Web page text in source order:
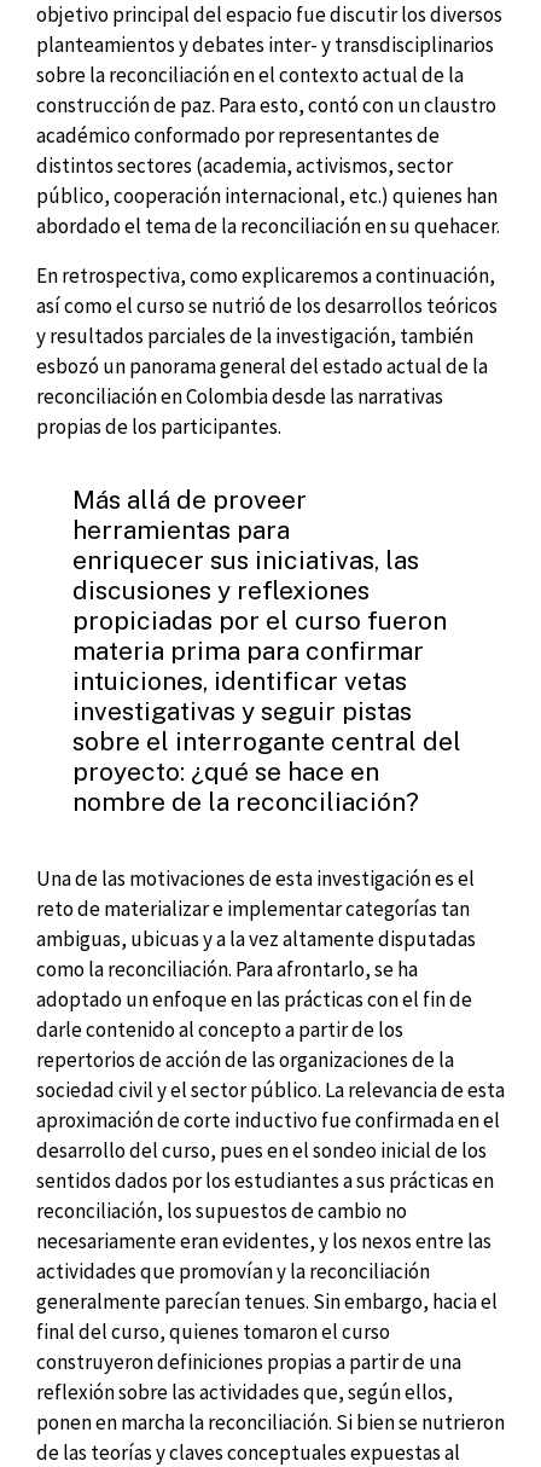
objetivo principal del espacio fue discutir los diversos
planteamientos y debates inter- y transdisciplinarios
sobre la reconciliación en el contexto actual de la
construcción de paz. Para esto, contó con un claustro
académico conformado por representantes de
distintos sectores (academia, activismos, sector
público, cooperación internacional, etc.) quienes han
abordado el tema de la reconciliación en su quehacer.
En retrospectiva, como explicaremos a continuación,
así como el curso se nutrió de los desarrollos teóricos
y resultados parciales de la investigación, también
esbozó un panorama general del estado actual de la
reconciliación en Colombia desde las narrativas
propias de los participantes.
Más allá de proveer
herramientas para
enriquecer sus iniciativas, las
discusiones y reflexiones
propiciadas por el curso fueron
materia prima para confirmar
intuiciones, identificar vetas
investigativas y seguir pistas
sobre el interrogante central del
proyecto: ¿qué se hace en
nombre de la reconciliación?
Una de las motivaciones de esta investigación es el
reto de materializar e implementar categorías tan
ambiguas, ubicuas y a la vez altamente disputadas
como la reconciliación. Para afrontarlo, se ha
adoptado un enfoque en las prácticas con el fin de
darle contenido al concepto a partir de los
repertorios de acción de las organizaciones de la
sociedad civil y el sector público. La relevancia de esta
aproximación de corte inductivo fue confirmada en el
desarrollo del curso, pues en el sondeo inicial de los
sentidos dados por los estudiantes a sus prácticas en
reconciliación, los supuestos de cambio no
necesariamente eran evidentes, y los nexos entre las
actividades que promovían y la reconciliación
generalmente parecían tenues. Sin embargo, hacia el
final del curso, quienes tomaron el curso
construyeron definiciones propias a partir de una
reflexión sobre las actividades que, según ellos,
ponen en marcha la reconciliación. Si bien se nutrieron
de las teorías y claves conceptuales expuestas al